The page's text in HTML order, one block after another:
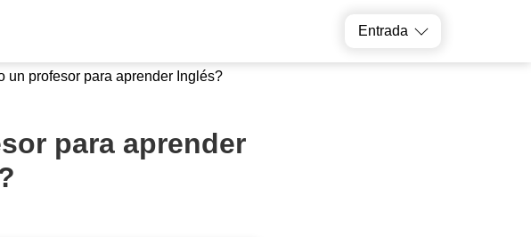
Entrada
Elige un profesor
un profesor para aprender Inglés?
para aprender